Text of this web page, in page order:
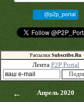
@p2p_portal
Рассылки Subscribe.Ru
Лента P2P Portal
← Апрель 2020